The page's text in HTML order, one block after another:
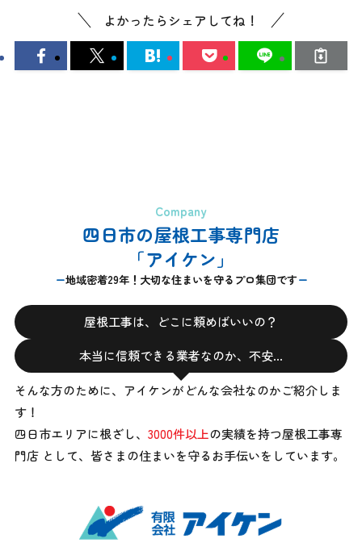
よかったらシェアしてね！
Company
四日市の屋根工事専門店
「アイケン」
地域密着29年！大切な住まいを守るプロ集団です
屋根工事は、どこに頼めばいいの？
本当に信頼できる業者なのか、不安…
そんな方のために、アイケンがどんな会社なのかご紹介しま
す！
四日市エリアに根ざし、 3000件以上の実績を持つ屋根工事専
門店 として、 皆さまの住まいを守るお手伝いをしています。